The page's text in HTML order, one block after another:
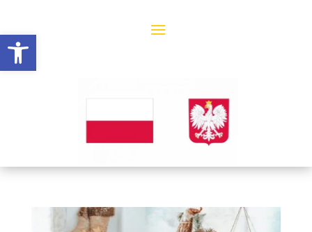
Open toolbar